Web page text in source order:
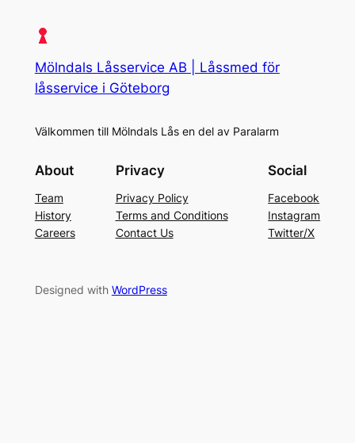
Mölndals Låsservice AB | Låssmed för
låsservice i Göteborg
Välkommen till Mölndals Lås en del av Paralarm
About
Team
History
Careers
Privacy
Privacy Policy
Terms and Conditions
Contact Us
Social
Facebook
Instagram
Twitter/X
Designed with WordPress